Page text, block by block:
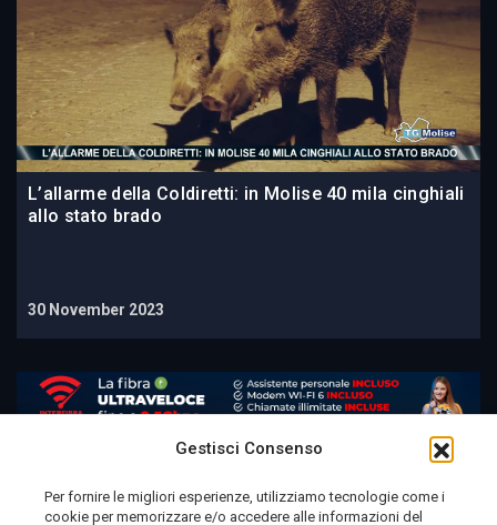
Gestisci Consenso
Per fornire le migliori esperienze, utilizziamo tecnologie come i
cookie per memorizzare e/o accedere alle informazioni del
L’allarme della Coldiretti: in Molise 40 mila cinghiali
allo stato brado
30 November 2023